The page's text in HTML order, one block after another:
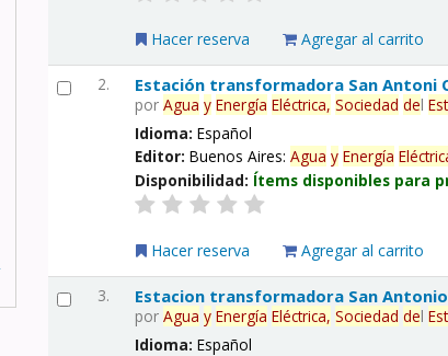
Hacer reserva Agregar al carrito
2. Estación transformadora San Antoni
porAgua y Energía Eléctrica, Sociedad del
Idioma:Español
Editor:Buenos Aires:Agua y Energía
Disponibilidad: Ítems disponibles para
Hacer reserva Agregar al carrito
3. Estacion transformadora San
porAgua y Energía Eléctrica, Sociedad del
Idioma:Español